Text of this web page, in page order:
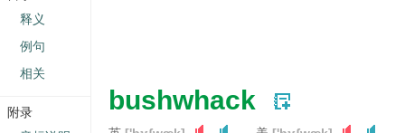
bushwhack
释义
例句
相关
附录